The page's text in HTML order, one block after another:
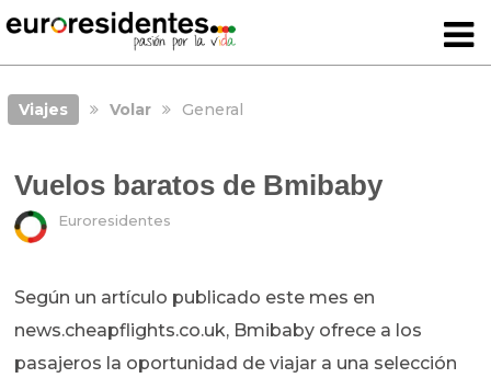
Viajes Volar General
Vuelos baratos de Bmibaby
Euroresidentes
Según un artículo publicado este mes en
news.cheapflights.co.uk, Bmibaby ofrece a los
pasajeros la oportunidad de viajar a una selección